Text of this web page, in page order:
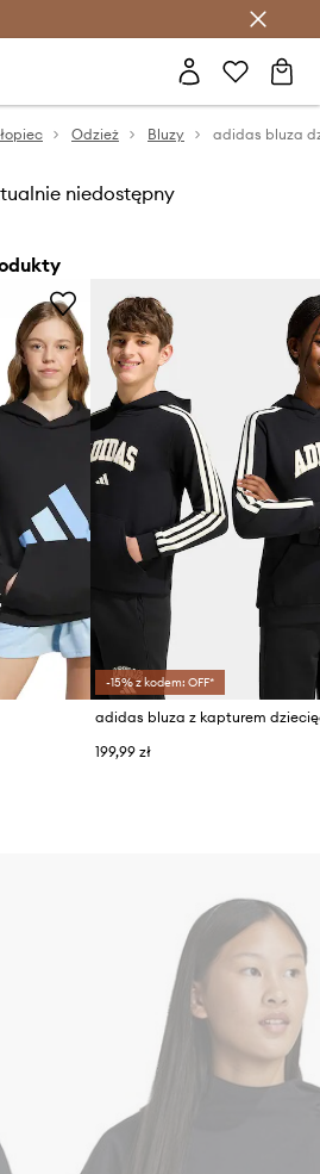
z Answear Club >
Odzież Bluzy
niedostępny
-15% z kodem: OFF*
199,99 zł